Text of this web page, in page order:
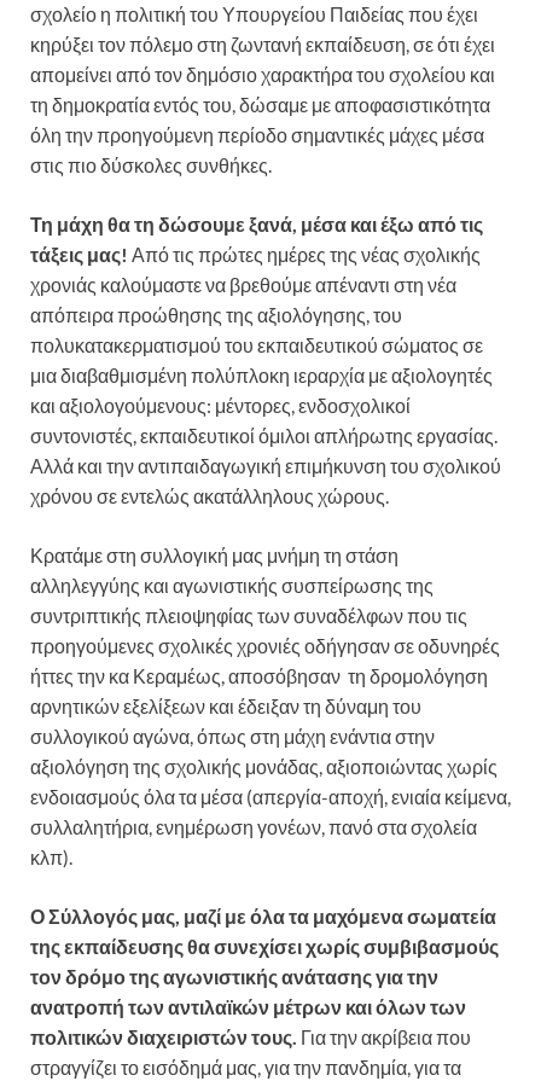
σχολείο η πολιτική του Υπουργείου Παιδείας που έχει
κηρύξει τον πόλεμο στη ζωντανή εκπαίδευση, σε ότι έχει
απομείνει από τον δημόσιο χαρακτήρα του σχολείου και
τη δημοκρατία εντός του, δώσαμε με αποφασιστικότητα
όλη την προηγούμενη περίοδο σημαντικές μάχες μέσα
στις πιο δύσκολες συνθήκες.
Τη μάχη θα τη δώσουμε ξανά, μέσα και έξω από τις
τάξεις μας! Από τις πρώτες ημέρες της νέας σχολικής
χρονιάς καλούμαστε να βρεθούμε απέναντι στη νέα
απόπειρα προώθησης της αξιολόγησης, του
πολυκατακερματισμού του εκπαιδευτικού σώματος σε
μια διαβαθμισμένη πολύπλοκη ιεραρχία με αξιολογητές
και αξιολογούμενους: μέντορες, ενδοσχολικοί
συντονιστές, εκπαιδευτικοί όμιλοι απλήρωτης εργασίας.
Αλλά και την αντιπαιδαγωγική επιμήκυνση του σχολικού
χρόνου σε εντελώς ακατάλληλους χώρους.
Κρατάμε στη συλλογική μας μνήμη τη στάση
αλληλεγγύης και αγωνιστικής συσπείρωσης της
συντριπτικής πλειοψηφίας των συναδέλφων που τις
προηγούμενες σχολικές χρονιές οδήγησαν σε οδυνηρές
ήττες την κα Κεραμέως, αποσόβησαν τη δρομολόγηση
αρνητικών εξελίξεων και έδειξαν τη δύναμη του
συλλογικού αγώνα, όπως στη μάχη ενάντια στην
αξιολόγηση της σχολικής μονάδας, αξιοποιώντας χωρίς
ενδοιασμούς όλα τα μέσα (απεργία-αποχή, ενιαία κείμενα,
συλλαλητήρια, ενημέρωση γονέων, πανό στα σχολεία
κλπ).
Ο Σύλλογός μας, μαζί με όλα τα μαχόμενα σωματεία
της εκπαίδευσης θα συνεχίσει χωρίς συμβιβασμούς
τον δρόμο της αγωνιστικής ανάτασης για την
ανατροπή των αντιλαϊκών μέτρων και όλων των
πολιτικών διαχειριστών τους. Για την ακρίβεια που
στραγγίζει το εισόδημά μας, για την πανδημία, για τα